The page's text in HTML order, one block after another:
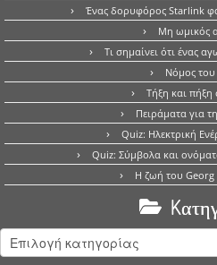
Ένας δορυφόρος Starlink
Μη ωμικός
Τι σημαίνει ότι ένας
Νόμος του
Τήξη και
Πειράματα για
Quiz: Ηλεκτρική
Quiz: Σύμβολα και
Η ζωή του
Kατηγορίες